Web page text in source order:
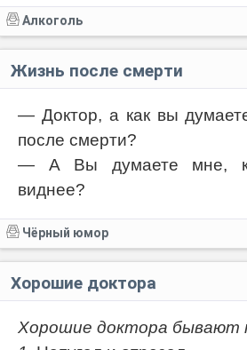
Алкоголь
Жизнь после смерти
— Доктор, а как вы
после смерти?
— А Вы думаете мне,
виднее?
Чёрный юмор
Хорошие доктора
Хорошие доктора бывают